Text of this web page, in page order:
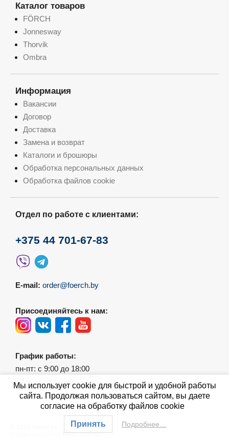
Каталог товаров
FÖRCH
Jonnesway
Thorvik
Ombra
Информация
Вакансии
Договор
Доставка
Замена и возврат
Каталоги и брошюры
Обработка персональных данных
Обработка файлов cookie
Отдел по работе с клиентами:
+375 44 701-67-83
E-mail: order@foerch.by
Присоединяйтесь к нам:
График работы:
пн-пт: с 9:00 до 18:00
сб-вс: выходной
FreeCoder.by
Мы использует cookie для быстрой и удобной работы
сайта. Продолжая пользоваться сайтом, вы даете
согласие на обработку файлов cookie
Принять Подробнее…